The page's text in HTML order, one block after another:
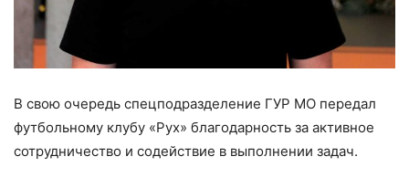
В свою очередь спецподразделение ГУР МО передал
футбольному клубу «Рух» благодарность за активное
сотрудничество и содействие в выполнении задач.